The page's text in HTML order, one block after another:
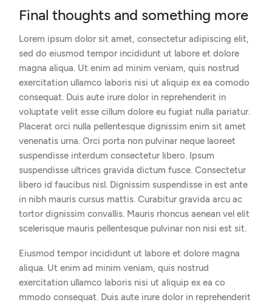
Final thoughts and something more
Lorem ipsum dolor sit amet, consectetur adipiscing elit,
sed do eiusmod tempor incididunt ut labore et dolore
magna aliqua. Ut enim ad minim veniam, quis nostrud
exercitation ullamco laboris nisi ut aliquip ex ea comodo
consequat. Duis aute irure dolor in reprehenderit in
voluptate velit esse cillum dolore eu fugiat nulla pariatur.
Placerat orci nulla pellentesque dignissim enim sit amet
venenatis urna. Orci porta non pulvinar neque laoreet
suspendisse interdum consectetur libero. Ipsum
suspendisse ultrices gravida dictum fusce. Consectetur
libero id faucibus nisl. Dignissim suspendisse in est ante
in nibh mauris cursus mattis. Curabitur gravida arcu ac
tortor dignissim convallis. Mauris rhoncus aenean vel elit
scelerisque mauris pellentesque pulvinar non nisi est sit.
Eiusmod tempor incididunt ut labore et dolore magna
aliqua. Ut enim ad minim veniam, quis nostrud
exercitation ullamco laboris nisi ut aliquip ex ea co
mmodo consequat. Duis aute irure dolor in reprehenderit